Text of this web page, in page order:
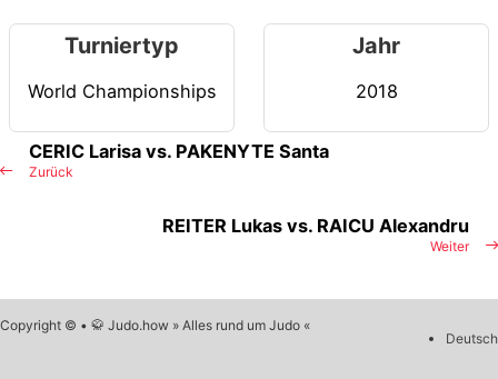
Turniertyp
World Championships
Jahr
2018
Zurück
CERIC Larisa vs. PAKENYTE Santa
Weiter
REITER Lukas vs. RAICU Alexandru
Copyright © • 🥋 Judo.how » Alles rund um Judo «
Deutsch